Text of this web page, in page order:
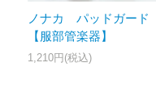
ノナカ パッドガード
【服部管楽器】
1,210円(税込)